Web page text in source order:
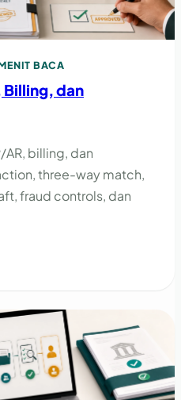
BACA
Billing, dan
AR, billing, dan
three-way match,
fraud controls, dan